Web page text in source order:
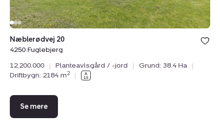
Bolig er
under
Næblerødvej 20
4250 Fuglebjerg
12.200.000
| Planteavlsgård / -jord | Grund: 38.4 Ha
|
Driftbygn: 2184 m2 |
Se mere